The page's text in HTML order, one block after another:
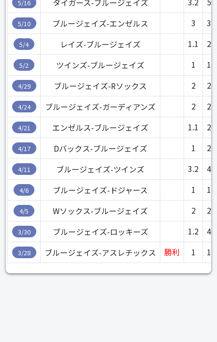
5/16
5/10 ブルージェイズ-エンゼルス 3 38
5/4 レイズ-ブルージェイズ 1.1 27
5/2 ツインズ-ブルージェイズ 1 15
4/29 ブルージェイズ-Rソックス 2 26
4/24 ブルージェイズ-ガーディアンズ 2 28
4/21 エンゼルス-ブルージェイズ 1.1 22
4/17 Dバックス-ブルージェイズ 1 29
4/11 ブルージェイズ-ツインズ 3.2 43
4/6 ブルージェイズ-ドジャース 1 16
4/5 Wソックス-ブルージェイズ 2 27
3/30 ブルージェイズ-ロッキーズ 1.2 41
3/28 ブルージェイズ-アスレチックス 勝利 1 16